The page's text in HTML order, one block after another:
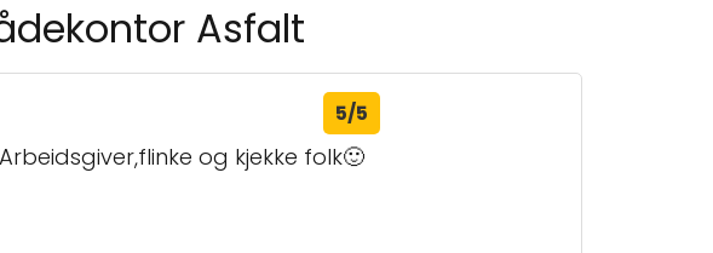
Asfalt
5/5
og kjekke folk🙂